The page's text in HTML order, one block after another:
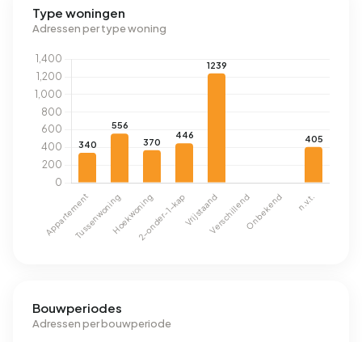
Type woningen
Adressen per type woning
Bouwperiodes
Adressen per bouwperiode